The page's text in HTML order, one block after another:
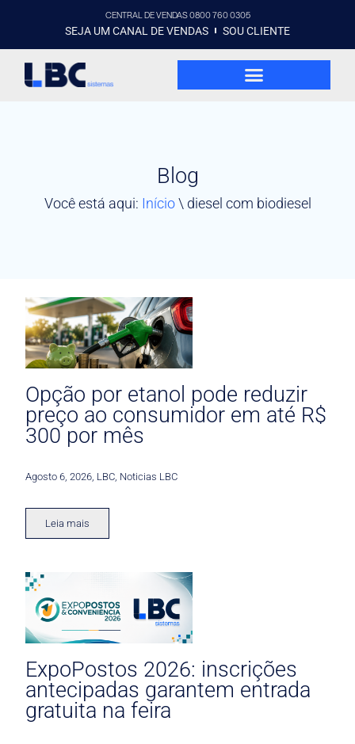
CENTRAL DE VENDAS 0800 760 0305
SEJA UM CANAL DE VENDAS SOU CLIENTE
Blog
Você está aqui: Início\ diesel com biodiesel
Opção por etanol pode reduzir
preço ao consumidor em até R$
300 por mês
Agosto 6, 2026 LBC Noticias LBC
Leia mais
ExpoPostos 2026: inscrições
antecipadas garantem entrada
gratuita na feira